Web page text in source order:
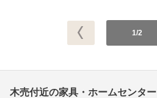
1/2
木売付近の家具・ホームセンター